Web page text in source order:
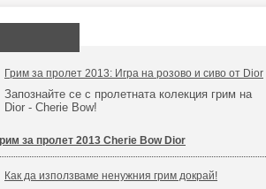
Грим за пролет 2013: Игра на розово и сиво от Dior
Запознайте се с пролетната колекция грим на
Dior - Cherie Bow!
за пролет 2013 Cherie Bow Dior
Как да използваме ненужния грим докрай!